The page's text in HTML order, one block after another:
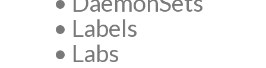
• Labels
• Labs